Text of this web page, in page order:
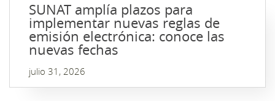
SUNAT amplía plazos para
implementar nuevas reglas de
emisión electrónica: conoce las
nuevas fechas
julio 31, 2026